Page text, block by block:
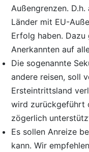
Außengrenzen.
Länder mit EU-
Erfolg haben.
Anerkannten auf
Die sogenannte
andere reisen, soll
Ersteintrittsland
wird zurückgeführt
zögerlich
Es sollen Anreize
kann. Wir